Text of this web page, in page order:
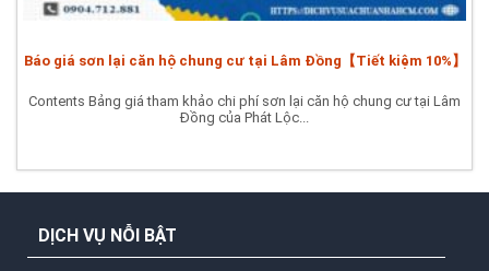
Báo giá sơn lại căn hộ chung cư tại Lâm Đồng【Tiết kiệm 10%】
Contents Bảng giá tham khảo chi phí sơn lại căn hộ chung cư tại Lâm
Đồng của Phát Lộc...
DỊCH VỤ NỖI BẬT